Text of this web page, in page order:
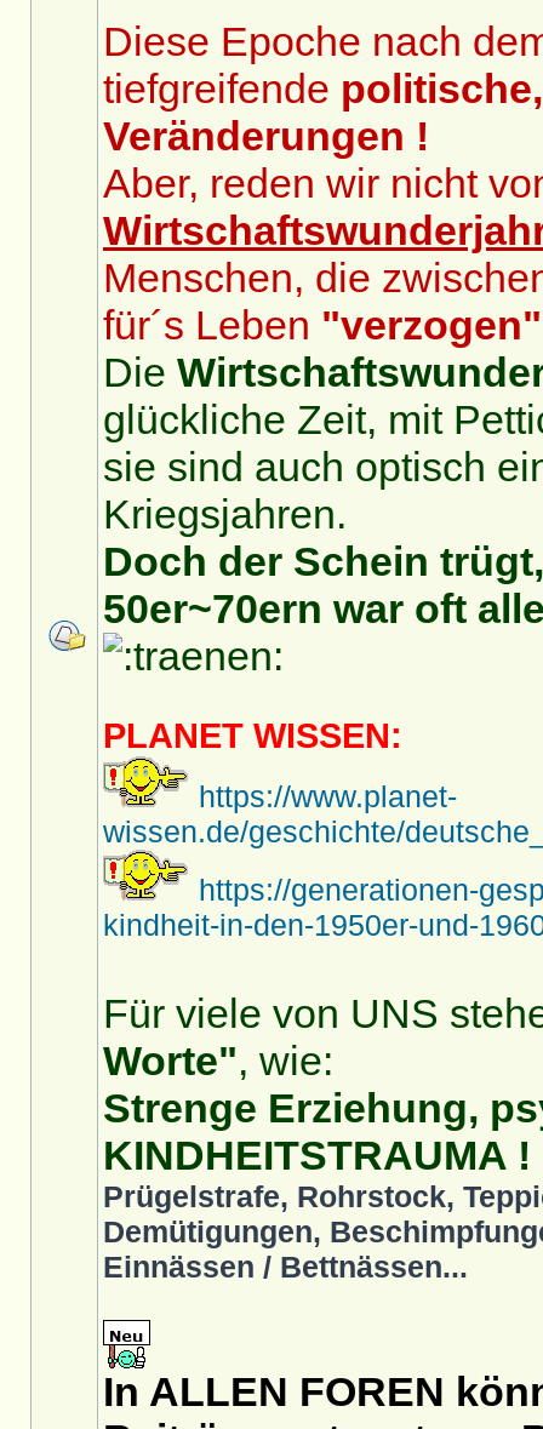
Diese Epoche nach
tiefgreifende
Veränderungen !
Aber, reden wir nicht
Menschen, die
für´s Leben "verzogen"
Die
glückliche Zeit, mit
sie sind auch optisch
Kriegsjahren.
Doch der Schein
50er~70ern war oft
PLANET WISSEN:
https://www.planet-
wissen.de/geschichte/
https://generationen-
kindheit-in-den-1950er-und-
Für viele von UNS
Worte", wie:
Strenge Erziehung,
KINDHEITSTRAUMA !
Prügelstrafe, Rohrstock,
Demütigungen,
Einnässen / Bettnässen...
In ALLEN FOREN